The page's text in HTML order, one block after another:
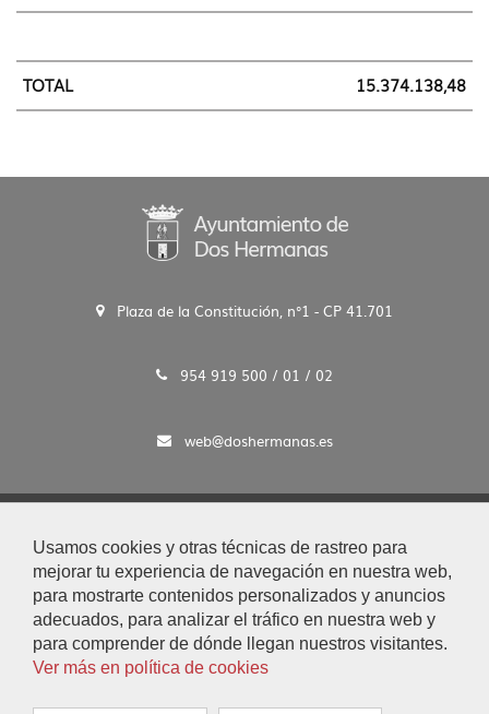
Usamos cookies y otras técnicas de rastreo para
mejorar tu experiencia de navegación en nuestra web,
para mostrarte contenidos personalizados y anuncios
adecuados, para analizar el tráfico en nuestra web y
para comprender de dónde llegan nuestros visitantes.
Ver más en política de cookies
TOTAL 15.374.138,48
Plaza de la Constitución, n°1 - CP 41.701
954 919 500 / 01 / 02
web@doshermanas.es
Aviso Legal y Protección de Datos
|
Mapa Web
|
Accesibilidad
|